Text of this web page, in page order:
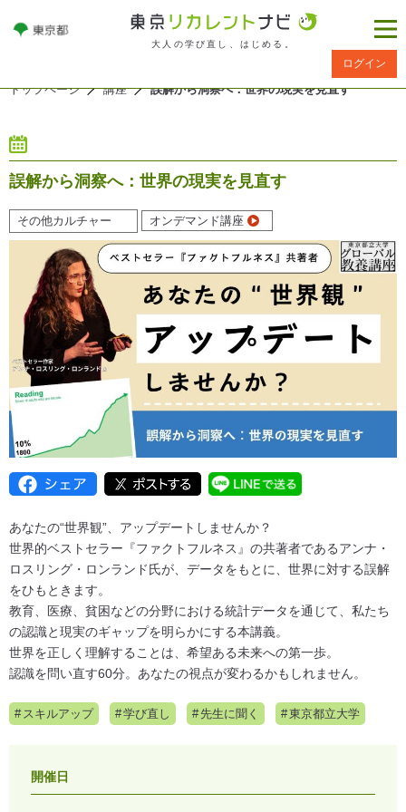
大人の学び直し、はじめる。
ログイン
トップページ 講座 誤解から洞察へ：世界の現実を見直す
誤解から洞察へ：世界の現実を見直す
その他カルチャー オンデマンド講座
あなたの“世界観”、アップデートしませんか？
世界的ベストセラー『ファクトフルネス』の共著者であるアンナ・
ロスリング・ロンランド氏が、データをもとに、世界に対する誤解
をひもときます。
教育、医療、貧困などの分野における統計データを通じて、私たち
の認識と現実のギャップを明らかにする本講義。
世界を正しく理解することは、希望ある未来への第一歩。
認識を問い直す60分。あなたの視点が変わるかもしれません。
スキルアップ 学び直し 先生に聞く 東京都立大学
開催日